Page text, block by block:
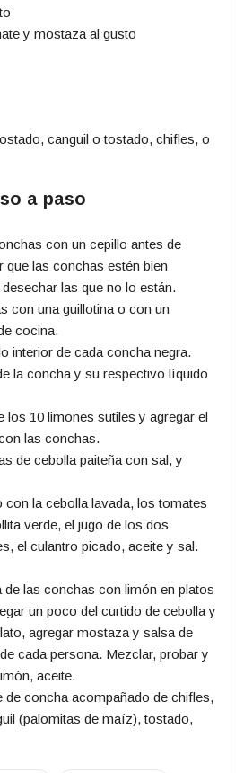
y mostaza al gusto
canguil o tostado, chifles, o
a paso
con un cepillo antes de
que las conchas estén bien
las que no lo están.
con una guillotina o con un
cocina.
interior de cada concha negra.
la concha y su respectivo líquido
los 10 limones sutiles y agregar el
las conchas.
de cebolla paiteña con sal, y
con la cebolla lavada, los tomates
verde, el jugo de los dos
el culantro picado, aceite y sal.
de las conchas con limón en platos
un poco del curtido de cebolla y
agregar mostaza y salsa de
cada persona. Mezclar, probar y
aceite.
de concha acompañado de chifles,
(palomitas de maíz), tostado,